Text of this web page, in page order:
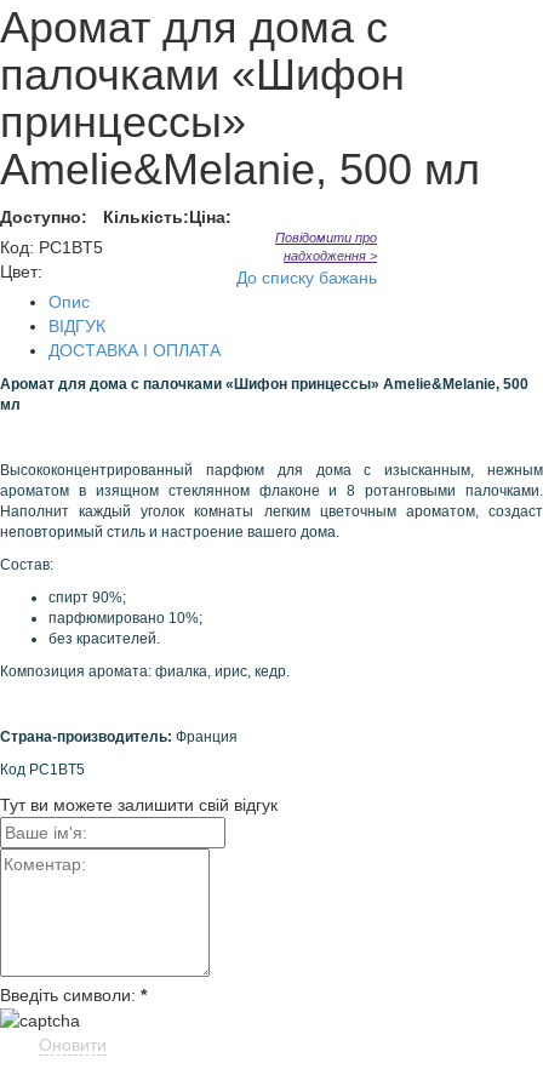
Аромат для дома с
палочками «Шифон
принцессы»
Amelie&Melanie, 500 мл
Доступно: Кількість:Ціна:
Код: PC1BT5
Цвет:
Повідомити про
надходження >
До списку бажань
Опис
ВІДГУК
ДОСТАВКА І ОПЛАТА
Аромат для дома с палочками «Шифон принцессы» Amelie&Melanie, 500
мл
Высококонцентрированный парфюм для дома с изысканным, нежным
ароматом в изящном стеклянном флаконе и 8 ротанговыми палочками.
Наполнит каждый уголок комнаты легким цветочным ароматом, создаст
неповторимый стиль и настроение вашего дома.
Состав:
спирт 90%;
парфюмировано 10%;
без красителей.
Композиция аромата: фиалка, ирис, кедр.
Страна-производитель: Франция
Код PC1BT5
Тут ви можете залишити свій відгук
Введіть символи: *
Оновити